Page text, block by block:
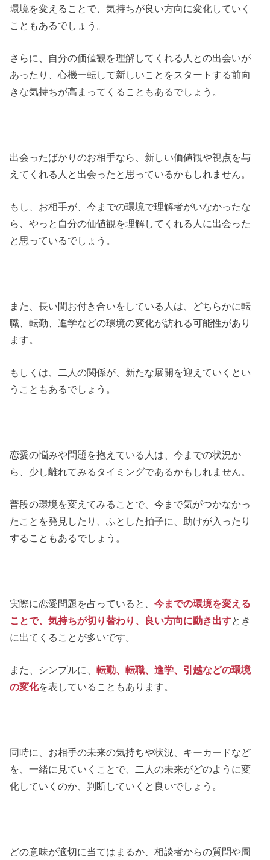
環境を変えることで、気持ちが良い方向に変化していく
こともあるでしょう。
さらに、自分の価値観を理解してくれる人との出会いが
あったり、心機一転して新しいことをスタートする前向
きな気持ちが高まってくることもあるでしょう。
出会ったばかりのお相手なら、新しい価値観や視点を与
えてくれる人と出会ったと思っているかもしれません。
もし、お相手が、今までの環境で理解者がいなかったな
ら、やっと自分の価値観を理解してくれる人に出会った
と思っているでしょう。
また、長い間お付き合いをしている人は、どちらかに転
職、転勤、進学などの環境の変化が訪れる可能性があり
ます。
もしくは、二人の関係が、新たな展開を迎えていくとい
うこともあるでしょう。
恋愛の悩みや問題を抱えている人は、今までの状況か
ら、少し離れてみるタイミングであるかもしれません。
普段の環境を変えてみることで、今まで気がつかなかっ
たことを発見したり、ふとした拍子に、助けが入ったり
することもあるでしょう。
実際に恋愛問題を占っていると、今までの環境を変える
ことで、気持ちが切り替わり、良い方向に動き出すとき
に出てくることが多いです。
また、シンプルに、転勤、転職、進学、引越などの環境
の変化を表していることもあります。
同時に、お相手の未来の気持ちや状況、キーカードなど
を、一緒に見ていくことで、二人の未来がどのように変
化していくのか、判断していくと良いでしょう。
どの意味が適切に当てはまるか、相談者からの質問や周